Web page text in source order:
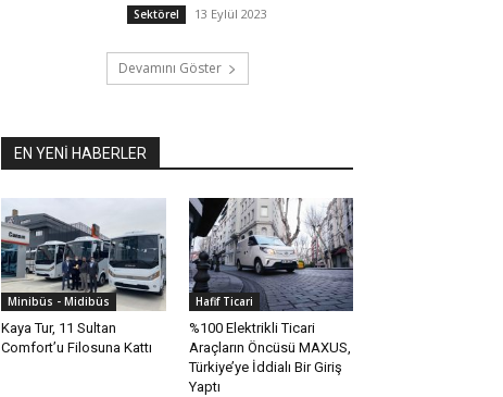
Sektörel 13 Eylül 2023
Devamını Göster
EN YENİ HABERLER
Minibüs - Midibüs
Kaya Tur, 11 Sultan
Comfort’u Filosuna Kattı
Hafif Ticari
%100 Elektrikli Ticari
Araçların Öncüsü MAXUS,
Türkiye’ye İddialı Bir Giriş
Yaptı